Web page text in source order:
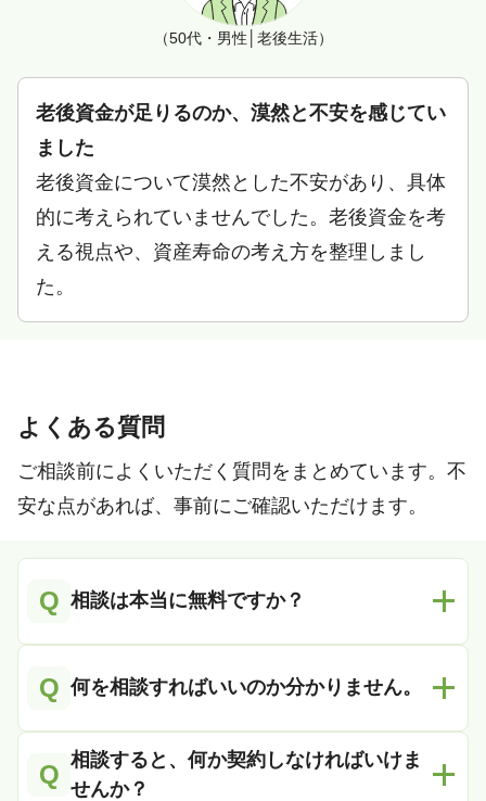
（50代・男性│老後生活）
老後資金が足りるのか、漠然と不安を感じてい
ました
老後資金について漠然とした不安があり、具体
的に考えられていませんでした。老後資金を考
える視点や、資産寿命の考え方を整理しまし
た。
よくある質問
ご相談前によくいただく質問をまとめています。不
安な点があれば、事前にご確認いただけます。
Q 相談は本当に無料ですか？
Q 何を相談すればいいのか分かりません。
Q 相談すると、何か契約しなければいけま
せんか？